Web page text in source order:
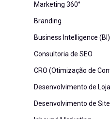
Marketing 360°
Branding
Business Intelligence (BI)
Consultoria de SEO
CRO (Otimização de
Desenvolvimento de
Desenvolvimento de